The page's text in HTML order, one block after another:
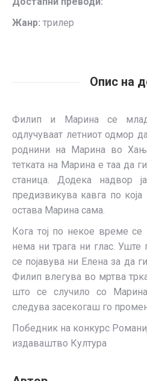
Жанр: трилер
Опис на
Филип и Марина се
одлучуваат летниот одмор
роднини на Марина во
тетката на Марина е таа да
станица. Додека надвор
предизвикува кавга по
остава Марина сама.
Кога тој по некое време
нема ни трага ни глас. Уште
се појавува ни Елена за да
Филип влегува во мртва
што се случило со
следува засекогаш го
Победник на конкурс
издаваштво Култура